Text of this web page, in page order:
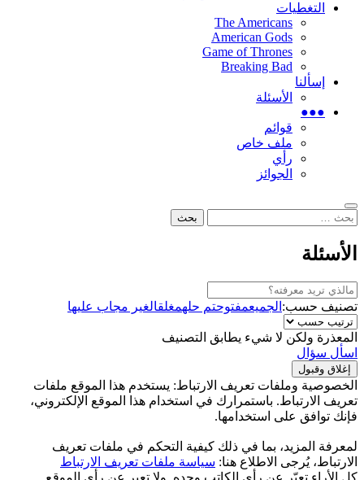
التغطيات
The Americans
American Gods
Game of Thrones
Breaking Bad
إسألنا
الأسئلة
●●●
قوائم
ملف خاص
رأي
الجوائز
بحث
البحث
الأسئلة
تصنيف حسب: الجميعمفتوحتم حلهمغلقالغير مجاب عليها
المعذرة ولكن لا شيء يطابق التصنيف
اسأل سؤال
الخصوصية وملفات تعريف الارتباط: يستخدم هذا الموقع ملفات
تعريف الارتباط. باستمرارك في استخدام هذا الموقع الإلكتروني،
فإنك توافق على استخدامها.
لمعرفة المزيد، بما في ذلك كيفية التحكم في ملفات تعريف
الارتباط، يُرجى الاطلاع هنا: سياسة ملفات تعريف الارتباط
كل الأراء تعبّر عن رأي الكاتب وحده, ولا تعبر عن رأي الموقع